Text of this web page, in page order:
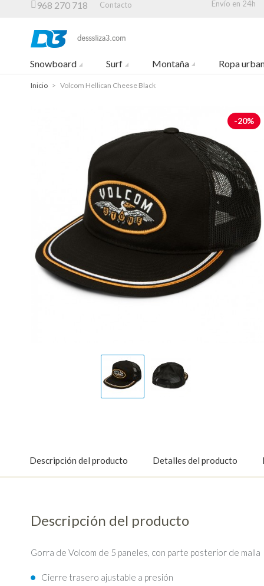
968 270 718 Contacto Envío en 24h
Snowboard Surf Montaña Ropa
Inicio > Volcom Hellican Cheese Black
-20%
Descripción del producto Detalles del producto
Descripción del producto
Gorra de Volcom de 5 paneles, con parte posterior de malla
Cierre trasero ajustable a presión